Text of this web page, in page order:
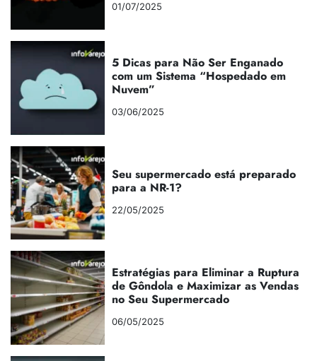
01/07/2025
5 Dicas para Não Ser Enganado
com um Sistema “Hospedado em
Nuvem”
03/06/2025
Seu supermercado está preparado
para a NR-1?
22/05/2025
Estratégias para Eliminar a Ruptura
de Gôndola e Maximizar as Vendas
no Seu Supermercado
06/05/2025